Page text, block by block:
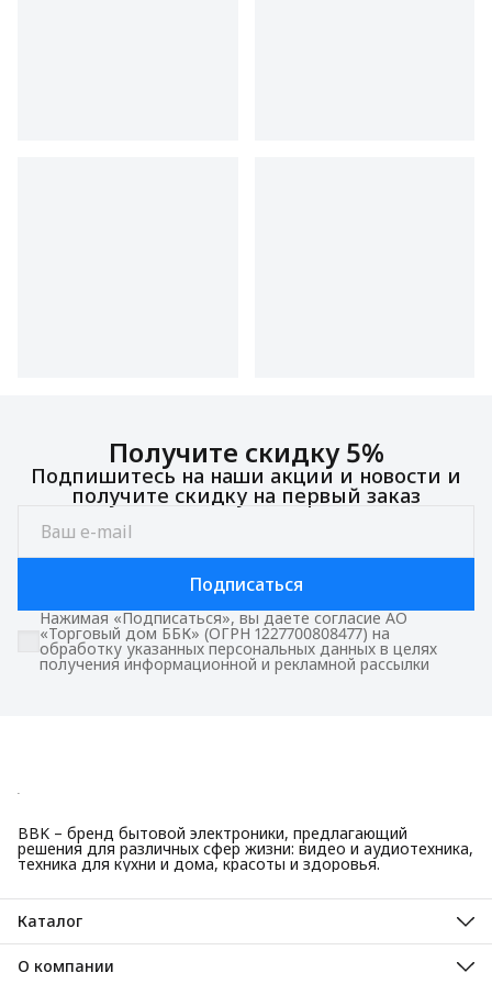
Получите скидку 5%
Подпишитесь на наши акции и новости и
получите скидку на первый заказ
Подписаться
Нажимая «Подписаться», вы даете согласие АО
«Торговый дом ББК» (ОГРН 1227700808477) на
обработку указанных персональных данных в целях
получения информационной и рекламной рассылки
BBK – бренд бытовой электроники, предлагающий
решения для различных сфер жизни: видео и аудиотехника,
техника для кухни и дома, красоты и здоровья.
Каталог
Красота и здоровье
Техника для кухни
О компании